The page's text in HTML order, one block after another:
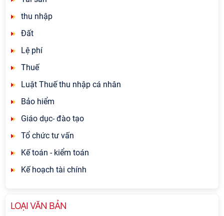
thu nhập
Đất
Lệ phí
Thuế
Luật Thuế thu nhập cá nhân
Bảo hiểm
Giáo dục- đào tạo
Tổ chức tư vấn
Kế toán - kiểm toán
Kế hoạch tài chính
LOẠI VĂN BẢN